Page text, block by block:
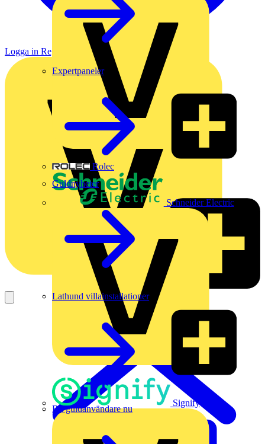
Rolec
Schneider Electric
Signify
Expertpaneler
Guldnyheter
Lathund villainstallationer
Bli guldanvändare nu
Logga in Registrera dig